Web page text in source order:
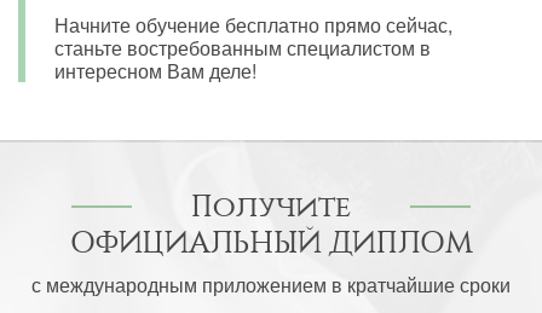
Начните обучение бесплатно прямо сейчас,
станьте востребованным специалистом в
интересном Вам деле!
Получите
ОФИЦИАЛЬНЫЙ ДИПЛОМ
с международным приложением в кратчайшие сроки